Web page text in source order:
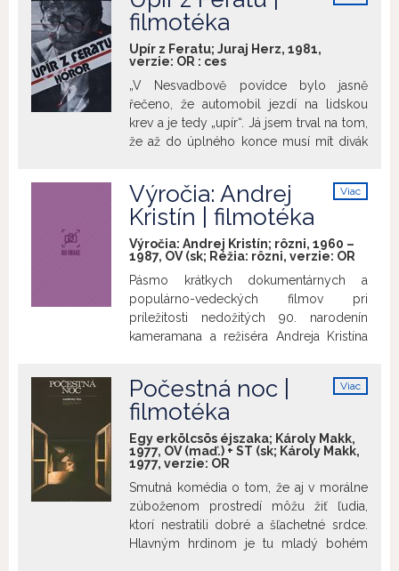
muž zlyhal. V zúfalstve sa pokúsi o
ilegálnej spojky Viktórie sa mu svoj
handicap podarí prekonať. Sila
tragikomickej výpovede je v tom, že
kladie vedľa seba zdanlivo
nesúmerateľné: vojnový heroizmus a
banálne súkromné problémy, poetický
psychologický príbeh a anekdotické
príhody, štylizované fraškovitými
výstupmi. Ucelená mozaika týchto
dojmov vytvára poetiku filmu,
poznamenanú uchvacujúcou
fotogenickou krásou.
filmotéka
Upír z Feratu; Juraj Herz, 1981,
verzie: OR : ces
„V Nesvadbově povídce bylo jasně
řečeno, že automobil jezdí na lidskou
krev a je tedy „upír“. Já jsem trval na tom,
že až do úplného konce musí mít divák
kterou saje od svých řidičů, mohla být
pravda, ale nemusela.“ Juraj Herz
Viac
Výročia: Andrej
Kristín | filmotéka
Výročia: Andrej Kristín; rôzni, 1960 –
1987, OV (sk; Réžia: rôzni, verzie: OR
Pásmo krátkych dokumentárnych a
populárno-vedeckých filmov pri
príležitosti nedožitých 90. narodenín
kameramana a režiséra Andreja Kristína
Andrej Kristín 1960 (7´) Dokumentárny
film o prírode okolo východoslovenskej
Sýkora, Rudolf Urc, Andrej Kristín 1964
(10´) Spomienky očitých svedkov
bombardovania bratislavskej Apolky v
lete roku 1944. Beethoven na
Slovensku, Andrej Kristín 1966 (23´)
Dokumentárny film o pobyte a
Viac
Počestná noc |
filmotéka
Egy erkölcsös éjszaka; Károly Makk,
1977, OV (maď.) + ST (sk; Károly Makk,
1977, verzie: OR
Smutná komédia o tom, že aj v morálne
zúboženom prostredí môžu žiť ľudia,
ktorí nestratili dobré a šľachetné srdce.
Hlavným hrdinom je tu mladý bohém